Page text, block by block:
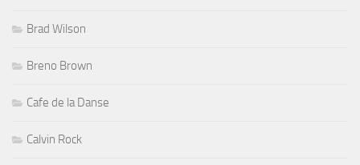
Brad Wilson
Breno Brown
Cafe de la Danse
Calvin Rock